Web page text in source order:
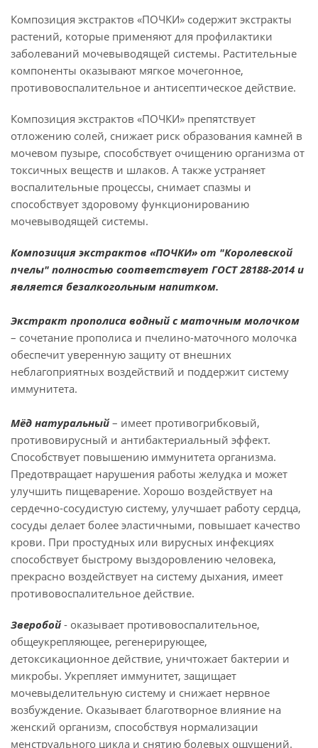
Композиция экстрактов «ПОЧКИ» содержит экстракты
растений, которые применяют для профилактики
заболеваний мочевыводящей системы. Растительные
компоненты оказывают мягкое мочегонное,
противовоспалительное и антисептическое действие.
Композиция экстрактов «ПОЧКИ» препятствует
отложению солей, снижает риск образования камней в
мочевом пузыре, способствует очищению организма от
токсичных веществ и шлаков. А также устраняет
воспалительные процессы, снимает спазмы и
способствует здоровому функционированию
мочевыводящей системы.
Композиция экстрактов «ПОЧКИ» от "Королевской
пчелы" полностью соответствует ГОСТ 28188-2014 и
является безалкогольным напитком.
Экстракт прополиса водный с маточным молочком
– сочетание прополиса и пчелино-маточного молочка
обеспечит уверенную защиту от внешних
неблагоприятных воздействий и поддержит систему
иммунитета.
Мёд натуральный– имеет противогрибковый,
противовирусный и антибактериальный эффект.
Способствует повышению иммунитета организма.
Предотвращает нарушения работы желудка и может
улучшить пищеварение. Хорошо воздействует на
сердечно-сосудистую систему, улучшает работу сердца,
сосуды делает более эластичными, повышает качество
крови. При простудных или вирусных инфекциях
способствует быстрому выздоровлению человека,
прекрасно воздействует на систему дыхания, имеет
противовоспалительное действие.
Зверобой- оказывает противовоспалительное,
общеукрепляющее, регенерирующее,
детоксикационное действие, уничтожает бактерии и
микробы. Укрепляет иммунитет, защищает
мочевыделительную систему и снижает нервное
возбуждение. Оказывает благотворное влияние на
женский организм, способствуя нормализации
менструального цикла и снятию болевых ощущений.